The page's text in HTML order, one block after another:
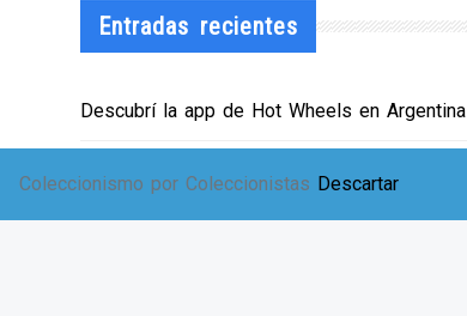
Coleccionismo por Coleccionistas Descartar
Entradas recientes
Descubrí la app de Hot Wheels en Argentina
EXPO SOLIDARIA